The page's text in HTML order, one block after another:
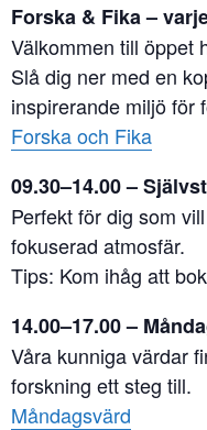
Forska & Fika –
Välkommen till öppet
Slå dig ner med en
inspirerande miljö för
Forska och Fika
09.30–14.00 –
Perfekt för dig som
fokuserad atmosfär.
Tips: Kom ihåg att
14.00–17.00 –
Våra kunniga värdar
forskning ett steg till.
Måndagsvärd